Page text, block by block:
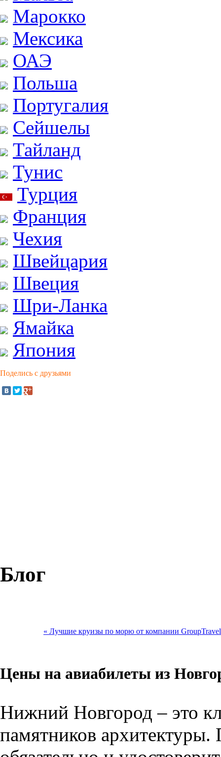
Марокко
Мексика
ОАЭ
Польша
Португалия
Сейшелы
Тайланд
Тунис
Турция
Франция
Чехия
Швейцария
Швеция
Шри-Ланка
Ямайка
Япония
Поделись с друзьями
Блог
« Лучшие круизы по морю от компании GroupTravel
Цены на авиабилеты из
Нижний Новгород – это
памятников